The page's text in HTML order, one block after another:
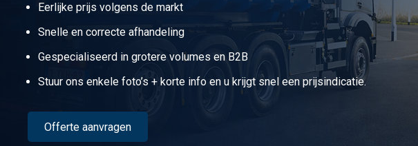
Eerlijke prijs volgens de markt
Snelle en correcte afhandeling
Gespecialiseerd in grotere volumes en B2B
Stuur ons enkele foto’s + korte info en u krijgt snel een prijsindicatie.
Offerte aanvragen